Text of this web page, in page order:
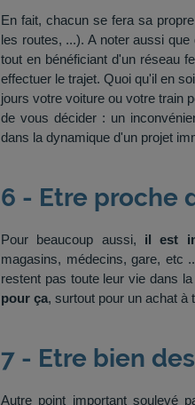
En fait, chacun se fera sa
les routes, ...). A noter aussi
tout en bénéficiant d'un réseau
effectuer le trajet. Quoi qu'il en
jours votre voiture ou votre train
de vous décider : un
dans la dynamique d'un projet
6 - Etre proche
Pour beaucoup aussi, il est
magasins, médecins, gare, etc
restent pas toute leur vie dans
pour ça, surtout pour un achat à
7 - Etre bien
Autre point important soulevé